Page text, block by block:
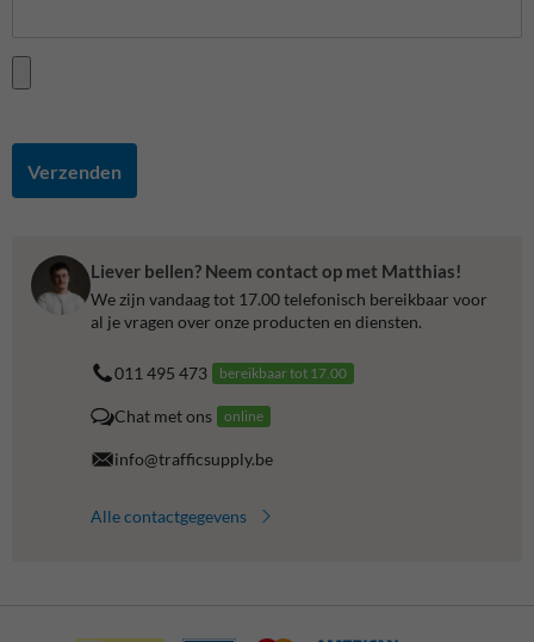
Verzenden
Liever bellen? Neem contact op met Matthias!
We zijn vandaag tot 17.00 telefonisch bereikbaar voor
al je vragen over onze producten en diensten.
011 495 473 bereikbaar tot 17.00
Chat met ons online
info@trafficsupply.be
Alle contactgegevens